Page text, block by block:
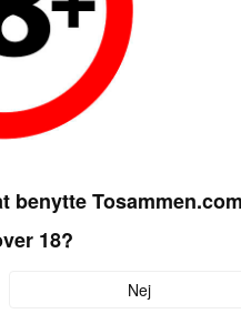
benytte Tosammen.com
18?
Nej